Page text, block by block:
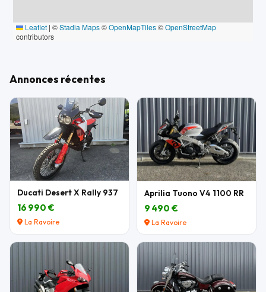
Leaflet | ©Stadia Maps©OpenMapTiles©OpenStreetMap
contributors
Annonces récentes
Ducati Desert X Rally 937
16 990 €
La Ravoire
Aprilia Tuono V4 1100 RR
9 490 €
La Ravoire